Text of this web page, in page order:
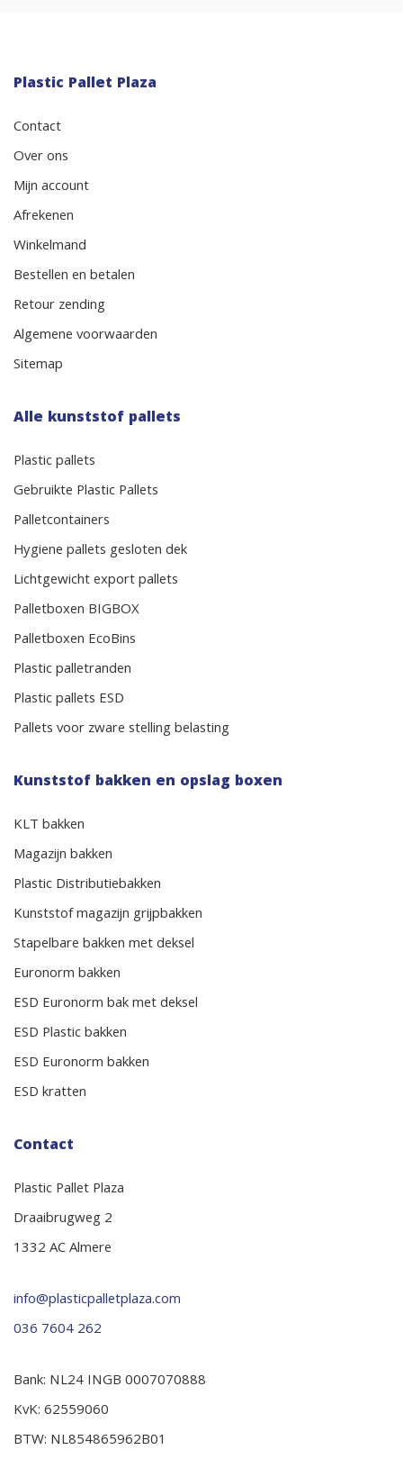
Plastic Pallet Plaza
Contact
Over ons
Mijn account
Afrekenen
Winkelmand
Bestellen en betalen
Retour zending
Algemene voorwaarden
Sitemap
Alle kunststof pallets
Plastic pallets
Gebruikte Plastic Pallets
Palletcontainers
Hygiene pallets gesloten dek
Lichtgewicht export pallets
Palletboxen BIGBOX
Palletboxen EcoBins
Plastic palletranden
Plastic pallets ESD
Pallets voor zware stelling belasting
Kunststof bakken en opslag boxen
KLT bakken
Magazijn bakken
Plastic Distributiebakken
Kunststof magazijn grijpbakken
Stapelbare bakken met deksel
Euronorm bakken
ESD Euronorm bak met deksel
ESD Plastic bakken
ESD Euronorm bakken
ESD kratten
Contact
Plastic Pallet Plaza
Draaibrugweg 2
1332 AC Almere
info@plasticpalletplaza.com
036 7604 262
Bank: NL24 INGB 0007070888
KvK: 62559060
BTW: NL854865962B01